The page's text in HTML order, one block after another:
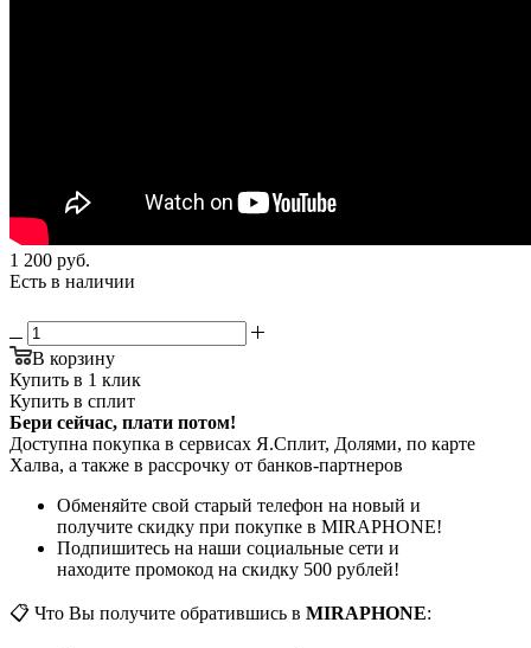
1 200 руб.
Есть в наличии
В корзину
Купить в 1 клик
Купить в сплит
Бери сейчас, плати потом!
Доступна покупка в сервисах Я.Сплит, Долями, по карте
Халва, а также в рассрочку от банков-партнеров
Обменяйте свой старый телефон на новый и
получите скидку при покупке в MIRAPHONE!
Подпишитесь на наши социальные сети и
находите промокод на скидку 500 рублей!
📋 Что Вы получите обратившись в MIRAPHONE: